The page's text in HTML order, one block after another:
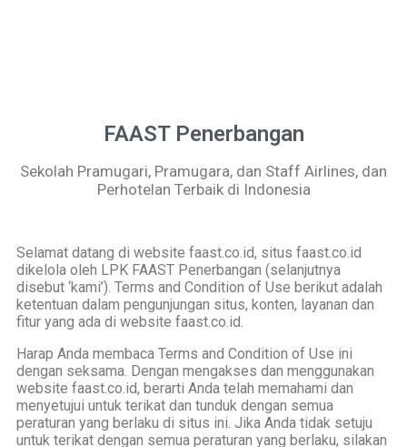
FAAST Penerbangan
Sekolah Pramugari, Pramugara, dan Staff Airlines, dan
Perhotelan Terbaik di Indonesia
Selamat datang di website faast.co.id, situs faast.co.id
dikelola oleh LPK FAAST Penerbangan (selanjutnya
disebut ‘kami’). Terms and Condition of Use berikut adalah
ketentuan dalam pengunjungan situs, konten, layanan dan
fitur yang ada di website faast.co.id.
Harap Anda membaca Terms and Condition of Use ini
dengan seksama. Dengan mengakses dan menggunakan
website faast.co.id, berarti Anda telah memahami dan
menyetujui untuk terikat dan tunduk dengan semua
peraturan yang berlaku di situs ini. Jika Anda tidak setuju
untuk terikat dengan semua peraturan yang berlaku, silakan